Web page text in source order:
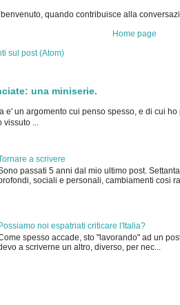
quando contribuisce alla
Home page
sul post (Atom)
una miniserie.
e' un argomento cui penso spesso, e di cui
vissuto ...
a scrivere
passati 5 anni dal mio ultimo post.
sociali e personali, cambiamenti cosi
Possiamo noi espatriati criticare l'Italia?
spesso accade, sto "lavorando" ad un
a scriverne un altro, diverso, per nec...